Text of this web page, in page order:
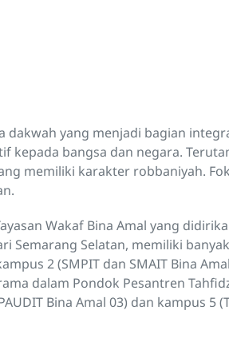
dakwah yang menjadi bagian
bangsa dan negara.
memiliki karakter robbaniyah.
Wakaf Bina Amal yang
Semarang Selatan, memiliki
2 (SMPIT dan SMAIT Bina
dalam Pondok Pesantren
Bina Amal 03) dan kampus 5